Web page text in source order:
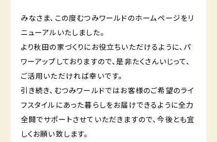
みなさま、この度むつみワールドのホームページをリ
ニューアルいたしました。
より秋田の家づくりにお役立ちいただけるように、パ
ワーアップしておりますので、是非たくさんいじって、
ご活用いただければ幸いです。
引き続き、むつみワールドではお客様のご希望のライ
フスタイルにあった暮らしをお届けできるように全力
全開でサポートさせていただきますので、今後とも宜
しくお願い致します。